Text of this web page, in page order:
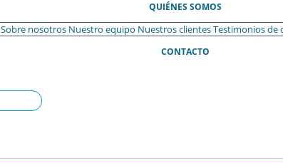
QUIÉNES SOMOS
Sobre nosotros Nuestro equipo Nuestros clientesTestimonios de
CONTACTO